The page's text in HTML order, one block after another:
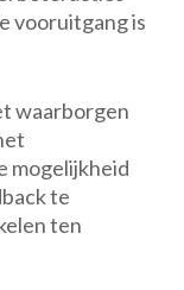
vooruitgang is
waarborgen
mogelijkheid
te
ten